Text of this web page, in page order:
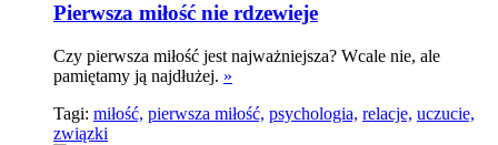
Pierwsza miłość nie rdzewieje
Czy pierwsza miłość jest najważniejsza? Wcale nie, ale
pamiętamy ją najdłużej. »
Tagi: miłość, pierwsza miłość, psychologia, relacje, uczucie,
związki